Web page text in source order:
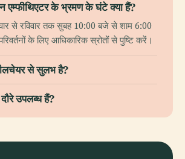
एम्फीथिएटर के भ्रमण के घंटे क्या हैं?
से रविवार तक सुबह 10:00 बजे से शाम 6:00
के लिए आधिकारिक स्रोतों से पुष्टि करें।
से सुलभ है?
दौरे उपलब्ध हैं?